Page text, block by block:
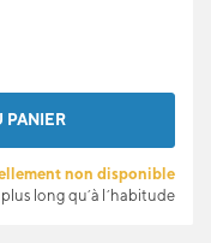
PANIER
non disponible
long qu’à l’habitude